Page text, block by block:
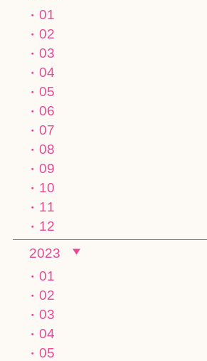
01
02
03
04
05
06
07
08
09
10
11
12
2023
01
02
03
04
05